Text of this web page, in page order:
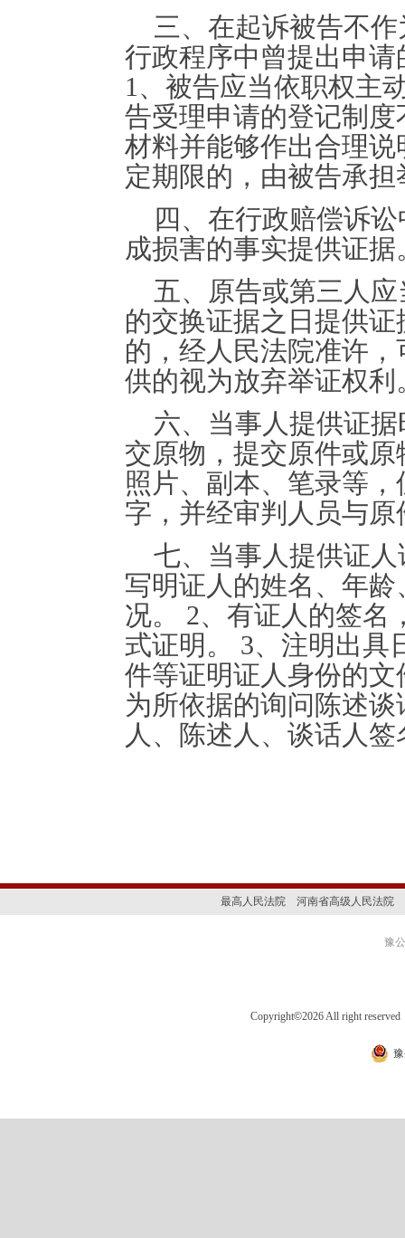
三、在起诉被告不作
行政程序中曾提出申
1、被告应当依职权主
告受理申请的登记制
材料并能够作出合理
定期限的，由被告承担
四、在行政赔偿诉讼
成损害的事实提供证据
五、原告或第三人应
的交换证据之日提供
的，经人民法院准许
供的视为放弃举证权利
六、当事人提供证据
交原物，提交原件或
照片、副本、笔录等
字，并经审判人员与
七、当事人提供证人
写明证人的姓名、年
况。 2、有证人的签名
式证明。 3、注明出具
件等证明证人身份的
为所依据的询问陈述
人、陈述人、谈话人
最高人民法院 河南省高级人民法院
豫
Copyright©2026 All right